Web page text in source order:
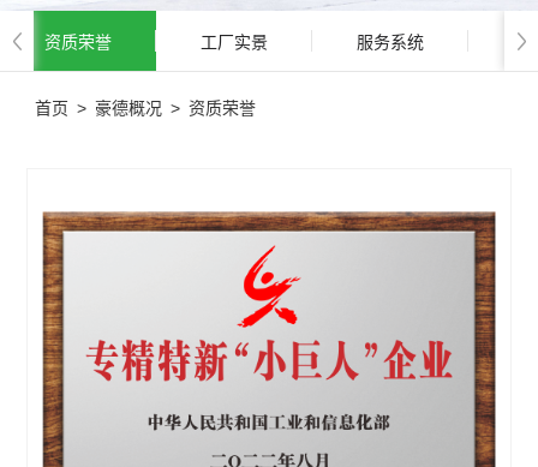
资质荣誉 工厂实景 服务系统 联
首页 > 豪德概况 > 资质荣誉